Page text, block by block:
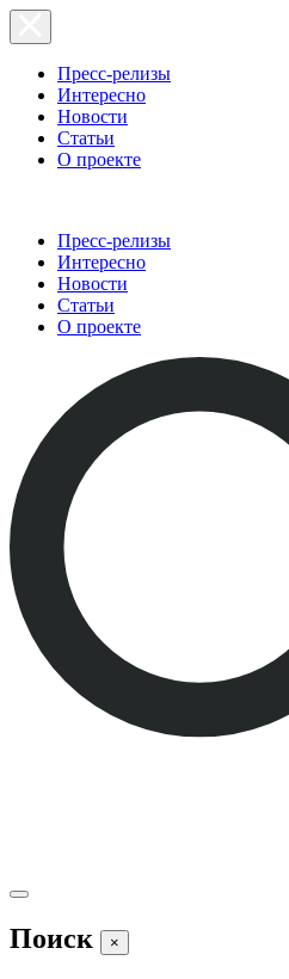
Пресс-релизы
Интересно
Новости
Статьи
О проекте
Пресс-релизы
Интересно
Новости
Статьи
О проекте
Поиск ×